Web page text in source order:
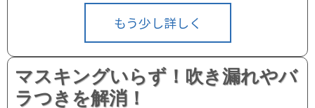
もう少し詳しく
マスキングいらず！吹き漏れやバ
ラつきを解消！